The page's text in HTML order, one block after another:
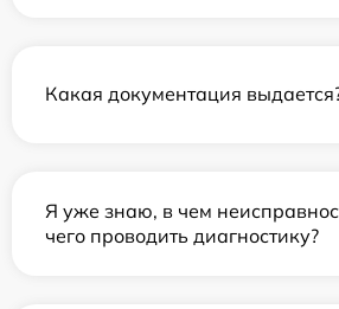
Какая документация
Я уже знаю, в чем
чего проводить диагностику?